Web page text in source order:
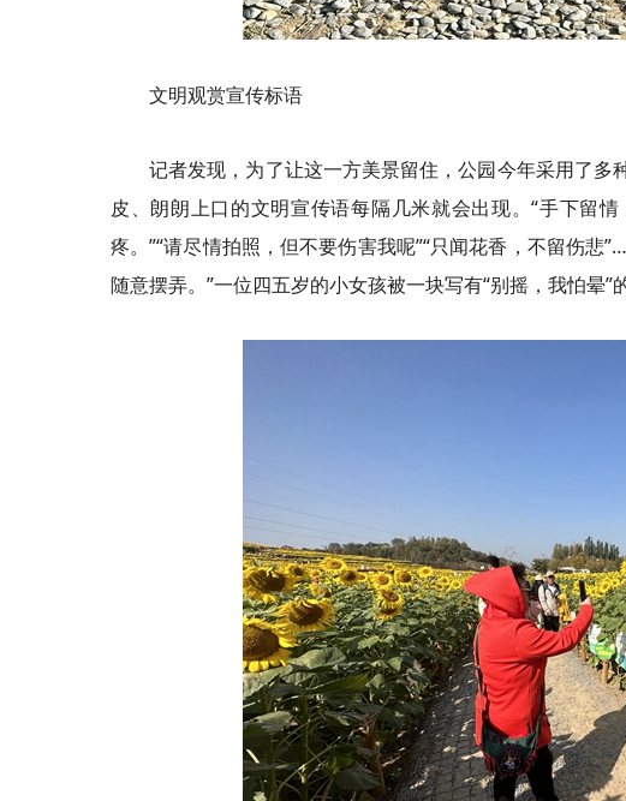
文明观赏宣传标语
记者发现，为了让这一方美景留住，公园今年采用了
皮、朗朗上口的文明宣传语每隔几米就会出现。“手下留
疼。”“请尽情拍照，但不要伤害我呢”“只闻花香，不留伤
随意摆弄。”一位四五岁的小女孩被一块写有“别摇，我怕晕”